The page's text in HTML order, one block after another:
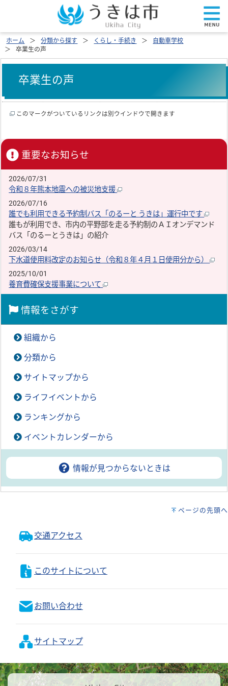
ホーム 分類から探す くらし・手続き
自動車学校
卒業生の声
卒業生の声
このマークがついているリンクは別ウインドウで開きます
重要なお知らせ
2026/07/31
令和８年熊本地震への被災地支援
2026/07/16
誰でも利用できる予約制バス「のるーと うきは」運行中です
誰もが利用でき、市内の平野部を走る予約制のＡＩオンデマンド
バス「のるーとうきは」の紹介
2026/03/14
下水道使用料改定のお知らせ（令和８年４月１日使用分から）
2025/10/01
養育費確保支援事業について
情報をさがす
組織から
分類から
サイトマップから
ライフイベントから
ランキングから
イベントカレンダーから
情報が見つからないときは
ページの先頭へ
交通アクセス
このサイトについて
お問い合わせ
サイトマップ